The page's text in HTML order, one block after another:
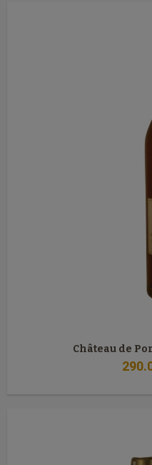
Château de
290